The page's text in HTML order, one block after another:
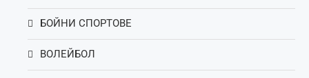
БОЙНИ СПОРТОВЕ
ВОЛЕЙБОЛ